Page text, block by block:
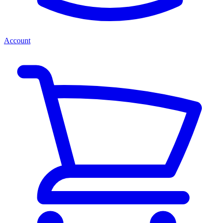
Account